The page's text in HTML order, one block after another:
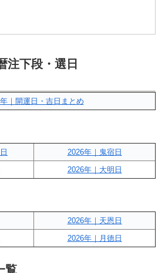
注下段・選日
｜開運日・吉日まとめ
2026年｜鬼宿日
2026年｜大明日
2026年｜天恩日
2026年｜月徳日
覧